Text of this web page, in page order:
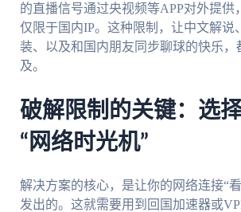
的直播信号通过央视频等APP对外提供
仅限于国内IP。这种限制，让中文解说
装、以及和国内朋友同步聊球的快乐，
及。
破解限制的关键：选
“网络时光机”
解决方案的核心，是让你的网络连接“
发出的。这就需要用到回国加速器或